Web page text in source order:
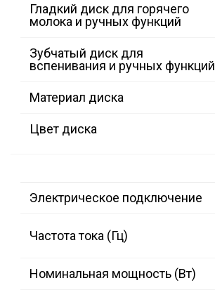
Гладкий диск для горячего
молока и ручных функций
Зубчатый диск для
вспенивания и ручных функций
Материал диска
Цвет диска
Электрическое подключение
Частота тока (Гц)
Номинальная мощность (Вт)